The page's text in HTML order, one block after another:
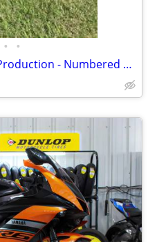
• •
1996 Ducati 900SS/SP Sport Production - Numbered C135 - 22,793 Miles